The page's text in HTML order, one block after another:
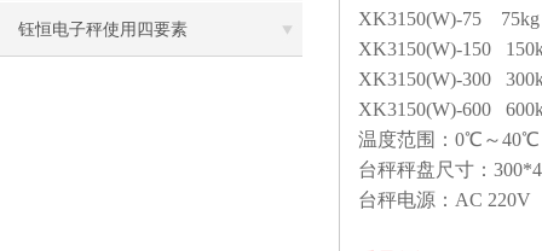
钰恒电子秤使用四要素
XK3150(W)-75
XK3150(W)-150
XK3150(W)-300
XK3150(W)-600
温度范围：0℃～40℃
台秤秤盘尺寸：
台秤电源：AC 220V